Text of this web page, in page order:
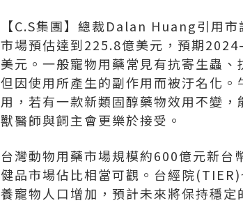
【C.S集團】總裁Dalan Huang引用
市場預估達到225.8億美元，預期
美元。一般寵物用藥常見有抗寄生蟲
但因使用所產生的副作用而被汙名化
用，若有一款新類固醇藥物效用不變
獸醫師與飼主會更樂於接受。
台灣動物用藥市場規模約600億元新
健品市場佔比相當可觀。台經院
養寵物人口增加，預計未來將保持穩定